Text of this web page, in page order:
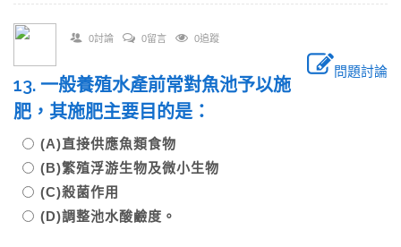
0討論 0留言 0追蹤
問題討論
13. 一般養殖水產前常對魚池予以施
肥，其施肥主要目的是：
(A)直接供應魚類食物
(B)繁殖浮游生物及微小生物
(C)殺菌作用
(D)調整池水酸鹼度。